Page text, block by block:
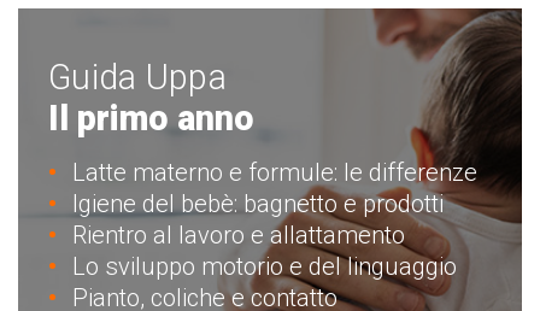
Guida Uppa
Il primo anno
Latte materno e formule: le differenze
Igiene del bebè: bagnetto e prodotti
Rientro al lavoro e allattamento
Lo sviluppo motorio e del linguaggio
Pianto, coliche e contatto